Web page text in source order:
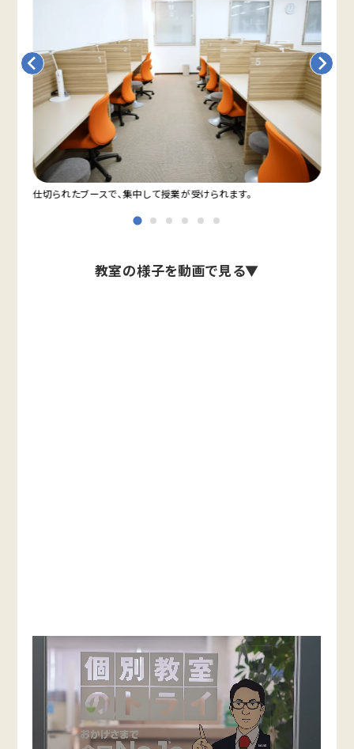
仕切られたブースで、集中して授業が受けられます。
教室の様子を動画で見る▼